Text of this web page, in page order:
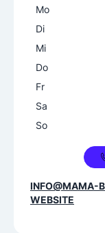
Mo
Di
Mi
Do
Fr
Sa
So
+43 5223
INFO@MAMA-
WEBSITE